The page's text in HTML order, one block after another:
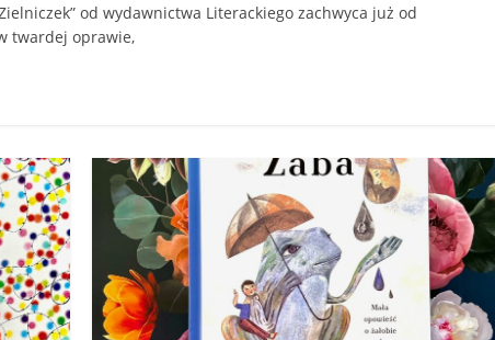
od wydawnictwa Literackiego zachwyca już od
twardej oprawie,